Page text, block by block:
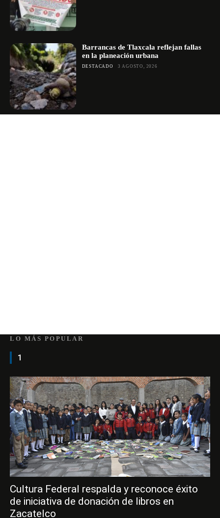
Barrancas de Tlaxcala reflejan fallas
en la planeación urbana
DESTACADO 3 AGOSTO, 2026
LO MÁS POPULAR
1
Cultura Federal respalda y reconoce éxito
de iniciativa de donación de libros en
Zacatelco